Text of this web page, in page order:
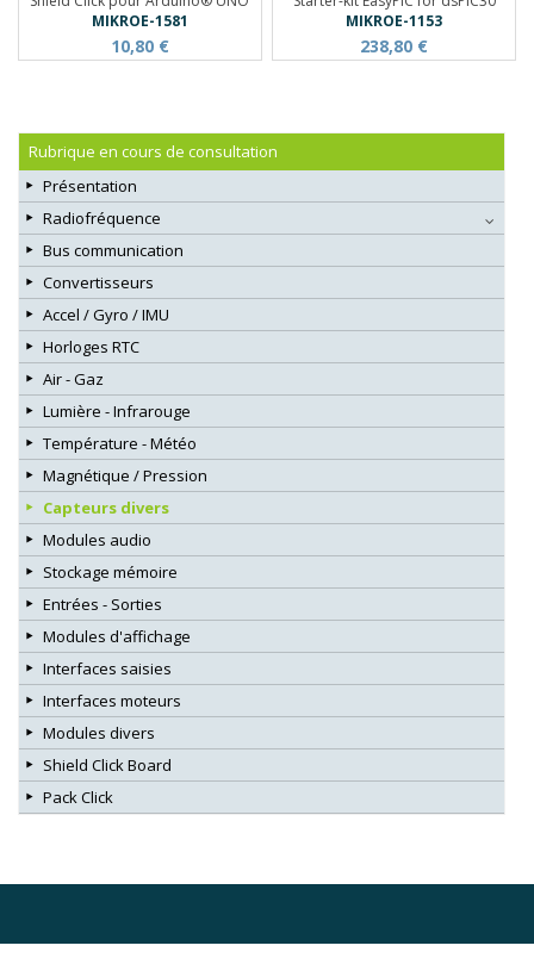
MIKROE-1581
10,80 €
MIKROE-1153
238,80 €
Rubrique en cours de consultation
Présentation
Radiofréquence
Bus communication
Convertisseurs
Accel / Gyro / IMU
Horloges RTC
Air - Gaz
Lumière - Infrarouge
Température - Météo
Magnétique / Pression
Capteurs divers
Modules audio
Stockage mémoire
Entrées - Sorties
Modules d'affichage
Interfaces saisies
Interfaces moteurs
Modules divers
Shield Click Board
Pack Click